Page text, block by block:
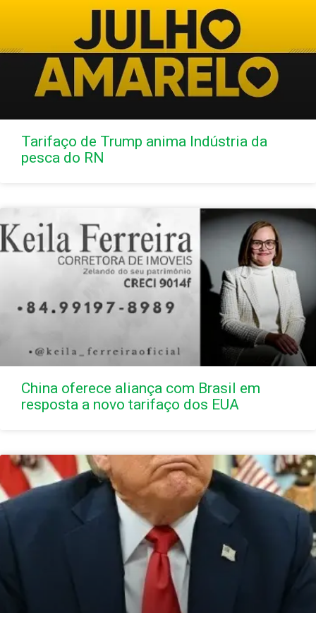
Tarifaço de Trump anima Indústria da
pesca do RN
China oferece aliança com Brasil em
resposta a novo tarifaço dos EUA